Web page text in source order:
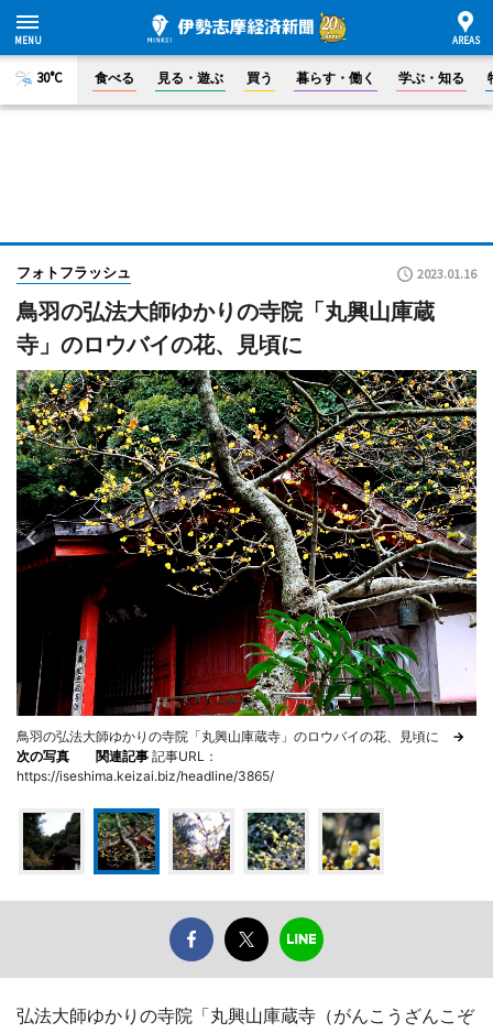
30°C 食べる 見る・遊ぶ 買う 暮らす・働く 学ぶ・知る
フォトフラッシュ 2023.01.16
鳥羽の弘法大師ゆかりの寺院「丸興山庫蔵
寺」のロウバイの花、見頃に
鳥羽の弘法大師ゆかりの寺院「丸興山庫蔵寺」のロウバイの花、見頃に →
次の写真
関連記事 記事URL：
https://iseshima.keizai.biz/headline/3865/
弘法大師ゆかりの寺院「丸興山庫蔵寺（がんこうざんこぞ